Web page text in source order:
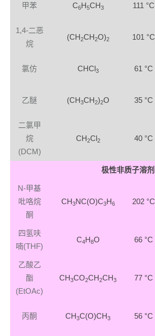
甲苯 C6H5CH3 111 °C
1,4-二恶
烷
(CH2CH2O)2 101 °C
氯仿 CHCl3 61 °C
乙醚 (CH3CH2)2O 35 °C
二氯甲
烷
(DCM)
CH2Cl2 40 °C
极性非质子溶剂
N-甲基
吡咯烷
酮
CH3NC(O)C3H6 202 °C
四氢呋
喃(THF)
C4H8O 66 °C
乙酸乙
酯
(EtOAc)
CH3CO2CH2CH3 77 °C
丙酮 CH3C(O)CH3 56 °C